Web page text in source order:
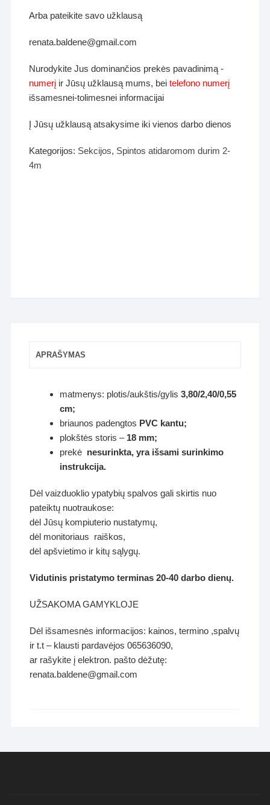
Arba pateikite savo užklausą
renata.baldene@gmail.com
Nurodykite Jus dominančios prekės pavadinimą -
numerį ir Jūsų užklausą mums, beitelefono numerį
išsamesnei-tolimesnei informacijai
Į Jūsų užklausą atsakysime iki vienos darbo dienos
Kategorijos: Sekcijos, Spintos atidaromom durim 2-
4m
APRAŠYMAS
matmenys: plotis/aukštis/gylis 3,80/2,40/0,55
cm;
briaunos padengtos PVC kantu;
plokštės storis – 18 mm;
prekė nesurinkta, yraišsami surinkimo
instrukcija.
Dėl vaizduoklio ypatybių spalvos gali skirtis nuo
pateiktų nuotraukose:
dėl Jūsų kompiuterio nustatymų,
dėl monitoriaus raiškos,
dėl apšvietimo ir kitų sąlygų.
Vidutinis pristatymo terminas 20-40 darbo dienų.
UŽSAKOMA GAMYKLOJE
Dėl išsamesnės informacijos: kainos, termino ,spalvų
ir t.t – klausti pardavėjos 065636090,
ar rašykite į elektron. pašto dėžutę:
renata.baldene@gmail.com